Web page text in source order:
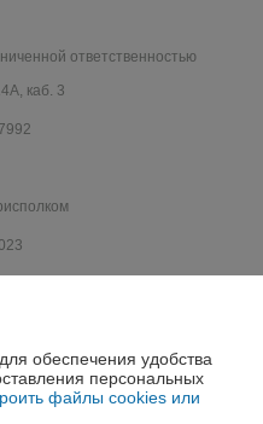
ответственностью
каб. 3
обеспечения удобства
персональных
файлы cookies или